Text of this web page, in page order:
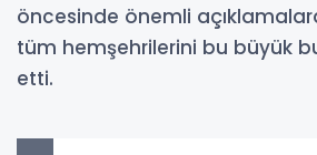
öncesinde önemli
tüm hemşehrilerini bu büyük
etti.